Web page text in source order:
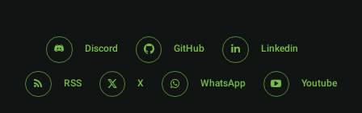
Discord GitHub Linkedin
RSS X WhatsApp Youtube